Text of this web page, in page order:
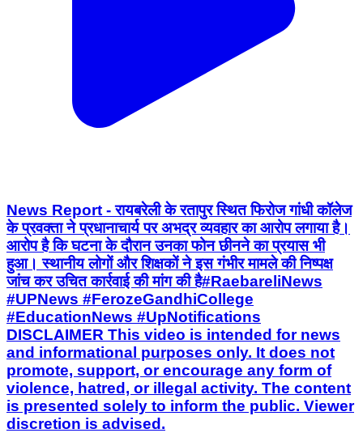
News Report - रायबरेली के रतापुर स्थित फिरोज गांधी कॉलेज
के प्रवक्ता ने प्रधानाचार्य पर अभद्र व्यवहार का आरोप लगाया है।
आरोप है कि घटना के दौरान उनका फोन छीनने का प्रयास भी
हुआ। स्थानीय लोगों और शिक्षकों ने इस गंभीर मामले की निष्पक्ष
जांच कर उचित कार्रवाई की मांग की है ​#RaebareliNews
#UPNews #FerozeGandhiCollege
#EducationNews #UpNotifications
DISCLAIMER This video is intended for news
and informational purposes only. It does not
promote, support, or encourage any form of
violence, hatred, or illegal activity. The content
is presented solely to inform the public. Viewer
discretion is advised.